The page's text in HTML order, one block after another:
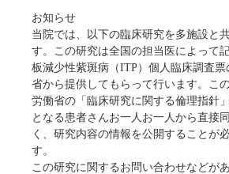
お知らせ
当院では、以下の臨床研究を多施設と
す。この研究は全国の担当医によって
板減少性紫斑病（ITP）個人臨床調査
省から提供してもらって行います。こ
労働省の「臨床研究に関する倫理指針
となる患者さんお一人お一人から直接
く、研究内容の情報を公開することが
す。
この研究に関するお問い合わせなどが